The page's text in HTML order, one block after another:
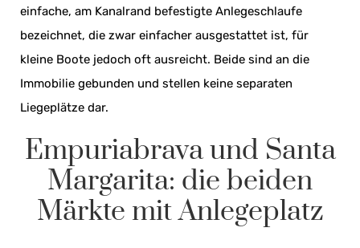
einfache, am Kanalrand befestigte Anlegeschlaufe
bezeichnet, die zwar einfacher ausgestattet ist, für
kleine Boote jedoch oft ausreicht. Beide sind an die
Immobilie gebunden und stellen keine separaten
Liegeplätze dar.
Empuriabrava und Santa
Margarita: die beiden
Märkte mit Anlegeplatz